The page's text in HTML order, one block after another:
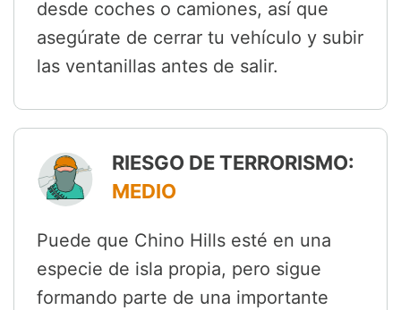
desde coches o camiones, así que
asegúrate de cerrar tu vehículo y subir
las ventanillas antes de salir.
RIESGO DE TERRORISMO:
MEDIO
Puede que Chino Hills esté en una
especie de isla propia, pero sigue
formando parte de una importante